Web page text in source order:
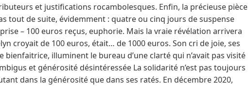
et justifications rocambolesques. Enfin, la précieuse pièce
tout de suite, évidemment : quatre ou cinq jours de suspense
– 100 euros reçus, euphorie. Mais la vraie révélation arrivera
croyait de 100 euros, était… de 1000 euros. Son cri de joie, ses
bienfaitrice, illuminent le bureau d’une clarté qui n’avait pas visité
et générosité désintéressée La solidarité n’est pas toujours
dans la générosité que dans ses ratés. En décembre 2020,